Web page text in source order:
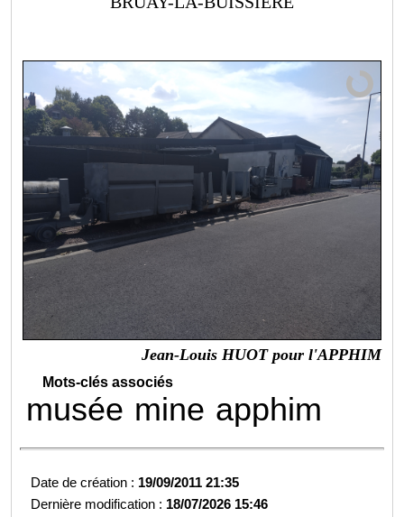
Jean-Louis HUOT pour l'APPHIM
Mots-clés associés
musée mine apphim
Date de création : 19/09/2011 21:35
Dernière modification : 18/07/2026 15:46